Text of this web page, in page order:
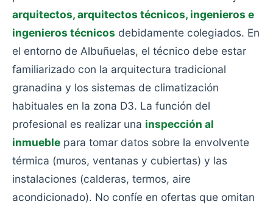
arquitectos, arquitectos técnicos, ingenieros e
ingenieros técnicos debidamente colegiados. En
el entorno de Albuñuelas, el técnico debe estar
familiarizado con la arquitectura tradicional
granadina y los sistemas de climatización
habituales en la zona D3. La función del
profesional es realizar una inspección al
inmueble para tomar datos sobre la envolvente
térmica (muros, ventanas y cubiertas) y las
instalaciones (calderas, termos, aire
acondicionado). No confíe en ofertas que omitan